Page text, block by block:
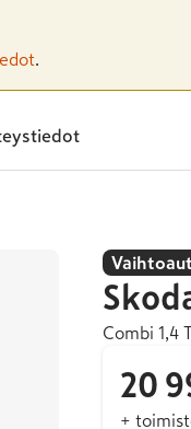
Combi 1,4
20
+